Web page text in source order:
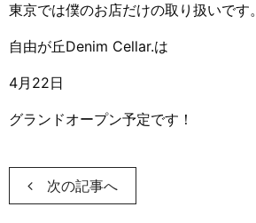
東京では僕のお店だけの取り扱いです。
自由が丘Denim Cellar.は
4月22日
グランドオープン予定です！
次の記事へ